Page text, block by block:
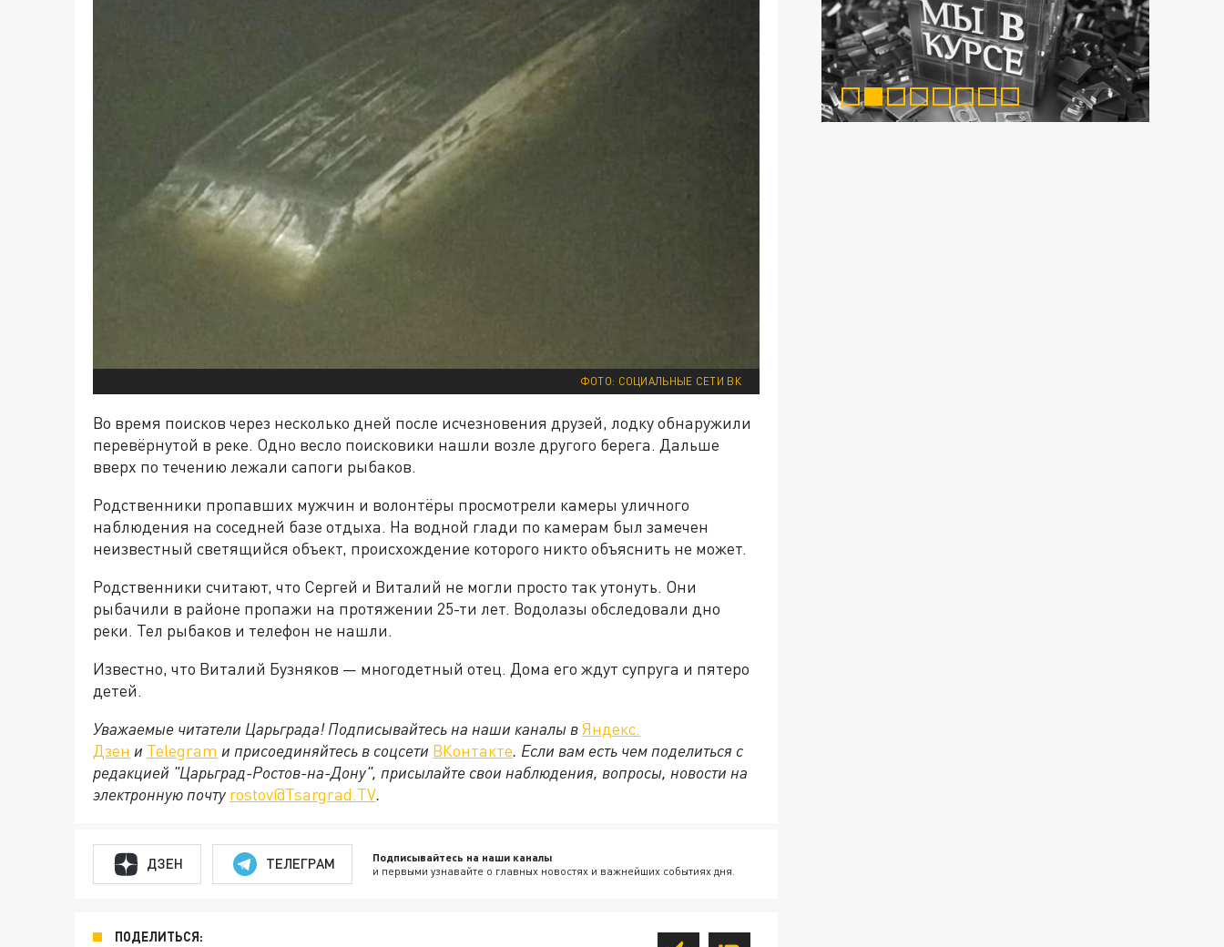
ФОТО: СОЦИАЛЬНЫЕ СЕТИ ВК
Во время поисков через несколько дней после исчезновения друзей, лодку обнаружили
перевёрнутой в реке. Одно весло поисковики нашли возле другого берега. Дальше
вверх по течению лежали сапоги рыбаков.
Родственники пропавших мужчин и волонтёры просмотрели камеры уличного
наблюдения на соседней базе отдыха. На водной глади по камерам был замечен
неизвестный светящийся объект, происхождение которого никто объяснить не может.
Родственники считают, что Сергей и Виталий не могли просто так утонуть. Они
рыбачили в районе пропажи на протяжении 25-ти лет. Водолазы обследовали дно
реки. Тел рыбаков и телефон не нашли.
Известно, что Виталий Бузняков — многодетный отец. Дома его ждут супруга и пятеро
детей.
Уважаемые читатели Царьграда! Подписывайтесь на наши каналы вЯндекс.
Дзен и Telegram и присоединяйтесь в соцсети ВКонтакте. Если вам есть чем поделиться с
редакцией "Царьград-Ростов-на-Дону", присылайте свои наблюдения, вопросы, новости на
электронную почту rostov@Tsargrad.ТV.
ДЗЕН ТЕЛЕГРАМ Подписывайтесь на наши каналы
и первыми узнавайте о главных новостях и важнейших событиях дня.
ПОДЕЛИТЬСЯ: